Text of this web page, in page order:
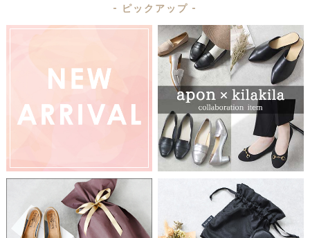
- ピックアップ -